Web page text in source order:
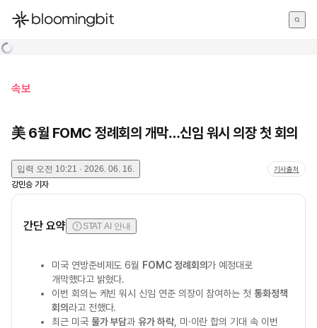
한국어
속보
美 6월 FOMC 정례회의 개막…신임 워시 의장 첫 회의
입력 오전 10:21 · 2026. 06. 16. 기사출처
강민승 기자
간단 요약 STAT AI 안내
미국 연방준비제도 6월 FOMC 정례회의가 예정대로
개막했다고 밝혔다.
이번 회의는 케빈 워시 신임 연준 의장이 참여하는 첫 통화정책
회의 라고 전했다.
최근 미국 물가 부담과유가 하락, 미·이란 합의 기대 속 이번